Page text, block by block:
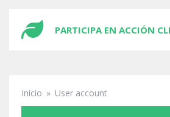
PARTICIPA EN ACCIÓN
Se encuentra usted
Inicio » User account